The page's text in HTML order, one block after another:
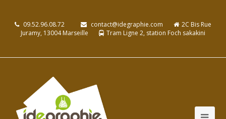
09.52.96.08.72 contact@idegraphie.com
2C Bis Rue
Juramy, 13004 Marseille
Tram Ligne 2, station Foch sakakini